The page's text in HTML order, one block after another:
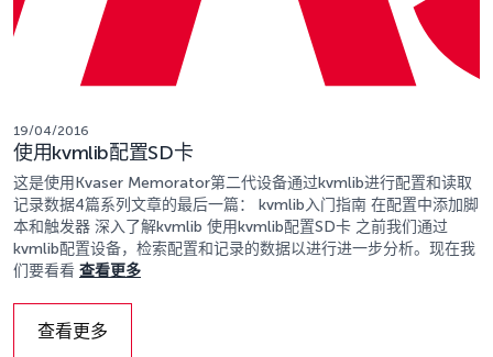
19/04/2016
使用kvmlib配置SD卡
这是使用Kvaser Memorator第二代设备通过kvmlib进行配置和读取
记录数据4篇系列文章的最后一篇： kvmlib入门指南 在配置中添加脚
本和触发器 深入了解kvmlib 使用kvmlib配置SD卡 之前我们通过
kvmlib配置设备，检索配置和记录的数据以进行进一步分析。现在我
们要看看 查看更多
查看更多